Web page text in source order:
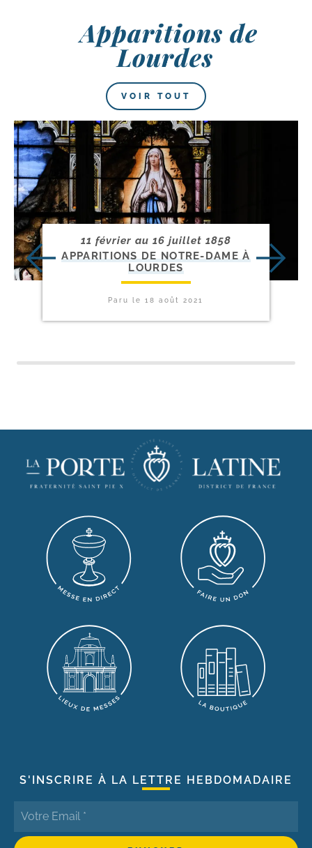
Apparitions de
Lourdes
VOIR TOUT
11 février au 16 juillet 1858
APPARITIONS DE NOTRE-​DAME À
LOURDES
Paru le18 août 2021
S'INSCRIRE À LA LETTRE HEBDOMADAIRE